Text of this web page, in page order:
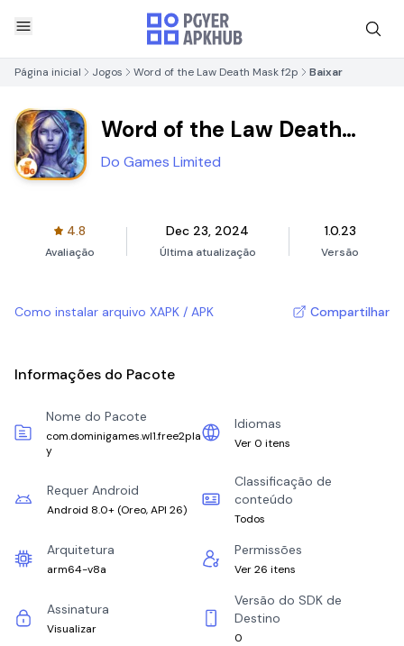
Página inicial Jogos Word of the Law Death Mask f2p Baixar
Word of the Law Death
Mask f2p
Do Games Limited
4.8
Avaliação
Dec 23, 2024
Última atualização
1.0.23
Versão
Como instalar arquivo XAPK / APK Compartilhar
Informações do Pacote
Nome do Pacote
com.dominigames.wl1.free2pla
y
Idiomas
Ver 0 itens
Requer Android
Android 8.0+ (Oreo, API 26)
Classificação de
conteúdo
Todos
Arquitetura
arm64-v8a
Permissões
Ver 26 itens
Assinatura
Visualizar
Versão do SDK de
Destino
0